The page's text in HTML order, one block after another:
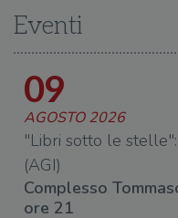
Eventi
09
AGOSTO 2026
"Libri sotto le stelle":
(AGI)
Complesso
ore 21